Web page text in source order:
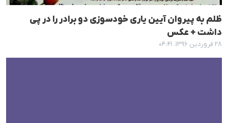
ظلم بە پیروان آیین یاری خودسوزی دو برادر را در پی
داشت + عکس
۲۸ فروردین ۱۳۹۶، ۰۴:۴۱